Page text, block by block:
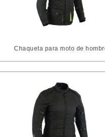
Chaqueta para moto de